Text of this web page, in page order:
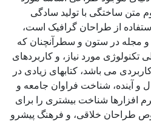
متن ساختگی با تولید سادگی
از طراحان گرافیک است،
و مجله در ستون و سطرآنچنان که
مورد نیاز، و کاربردهای
می باشد، کتابهای زیادی در
شناخت فراوان جامعه و
افزارها شناخت بیشتری را برای
طراحان خلاقی، و فرهنگ پیشرو